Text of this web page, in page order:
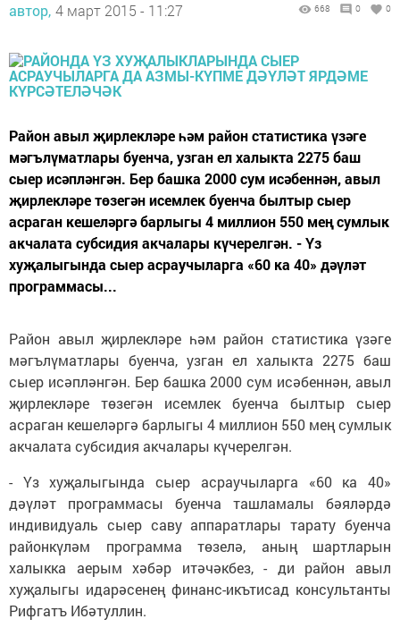
автор, 4 март 2015 - 11:27 668 0 0
Район авыл җирлекләре һәм район статистика үзәге
мәгълүматлары буенча, узган ел халыкта 2275 баш
сыер исәпләнгән. Бер башка 2000 сум исәбеннән, авыл
җирлекләре төзегән исемлек буенча былтыр сыер
асраган кешеләргә барлыгы 4 миллион 550 мең сумлык
акчалата субсидия акчалары күчерелгән. - Үз
хуҗалыгында сыер асраучыларга «60 ка 40» дәүләт
программасы...
Район авыл җирлекләре һәм район статистика үзәге
мәгълүматлары буенча, узган ел халыкта 2275 баш
сыер исәпләнгән. Бер башка 2000 сум исәбеннән, авыл
җирлекләре төзегән исемлек буенча былтыр сыер
асраган кешеләргә барлыгы 4 миллион 550 мең сумлык
акчалата субсидия акчалары күчерелгән.
- Үз хуҗалыгында сыер асраучыларга «60 ка 40»
дәүләт программасы буенча ташламалы бәяләрдә
индивидуаль сыер саву аппаратлары тарату буенча
районкүләм программа төзелә, аның шартларын
халыкка аерым хәбәр итәчәкбез, - ди район авыл
хуҗалыгы идарәсенең финанс-икътисад консультанты
Рифгатъ Ибәтуллин.